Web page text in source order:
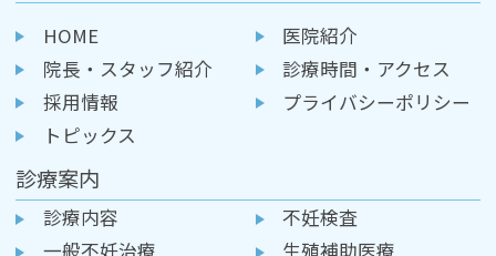
HOME
医院紹介
院長・スタッフ紹介
診療時間・アクセス
採用情報
プライバシーポリシー
トピックス
診療案内
診療内容
不妊検査